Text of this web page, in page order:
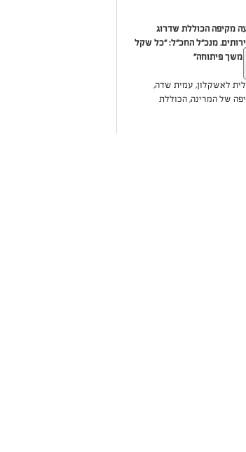
מקיפה הכוללת שדרוג
מנכ"ל החכ"ל: "כל שקל
פיתוחה"
לאשקלון, עמית שדה,
של המרינה, הכוללת
הסירות.